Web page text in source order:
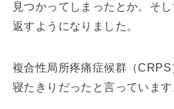
見つかってしまったとか。そ
返すようになりました。
複合性局所疼痛症候群（
寝たきりだったと言っています